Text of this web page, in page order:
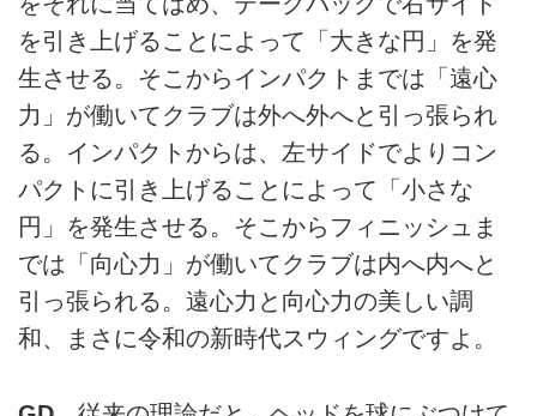
を引き上げることによって「大きな円」を発
生させる。そこからインパクトまでは「遠心
力」が働いてクラブは外へ外へと引っ張られ
る。インパクトからは、左サイドでよりコン
パクトに引き上げることによって「小さな
円」を発生させる。そこからフィニッシュま
では「向心力」が働いてクラブは内へ内へと
引っ張られる。遠心力と向心力の美しい調
和、まさに令和の新時代スウィングですよ。